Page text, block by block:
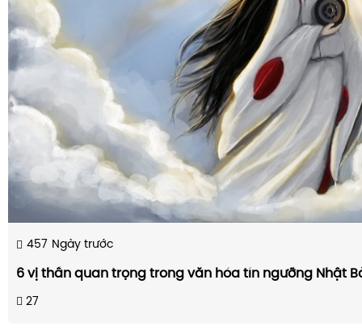
457 Ngày trước
6 vị thần quan trọng trong văn hóa tín ngưỡng Nhật
27